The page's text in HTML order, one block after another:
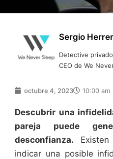
Sergio
Detective
CEO de We
octubre 4, 2023 10:00 am
Descubrir una
pareja puede
desconfianza.
indicar una posible